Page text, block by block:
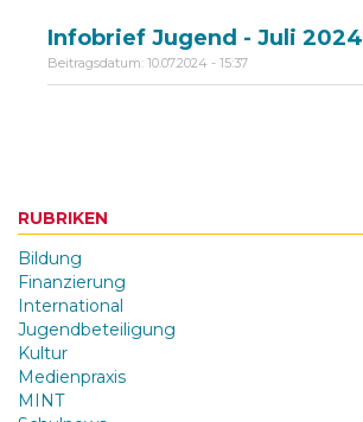
Infobrief Jugend - Juli 2024
Beitragsdatum: 10.07.2024 - 15:37
RUBRIKEN
Bildung
Finanzierung
International
Jugendbeteiligung
Kultur
Medienpraxis
MINT